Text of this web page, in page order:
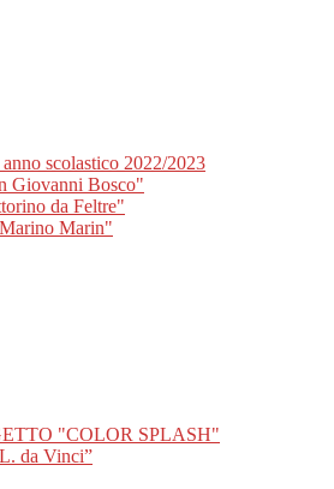
scolastico 2022/2023
Giovanni Bosco"
da Feltre"
Marin"
"COLOR SPLASH"
da Vinci”